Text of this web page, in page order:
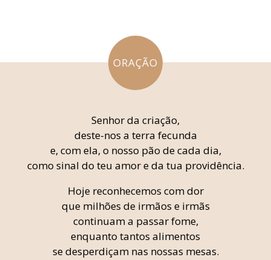
ORAÇÃO
Senhor da criação,
deste-nos a terra fecunda
e, com ela, o nosso pão de cada dia,
como sinal do teu amor e da tua providência.
Hoje reconhecemos com dor
que milhões de irmãos e irmãs
continuam a passar fome,
enquanto tantos alimentos
se desperdiçam nas nossas mesas.